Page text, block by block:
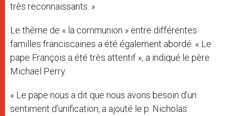
très reconnaissants. »
Le thème de « la communion » entre différentes
familles franciscaines a été également abordé. « Le
pape François a été très attentif », a indiqué le père
Michael Perry.
« Le pape nous a dit que nous avons besoin d’un
sentiment d’unification, a ajouté le p. Nicholas